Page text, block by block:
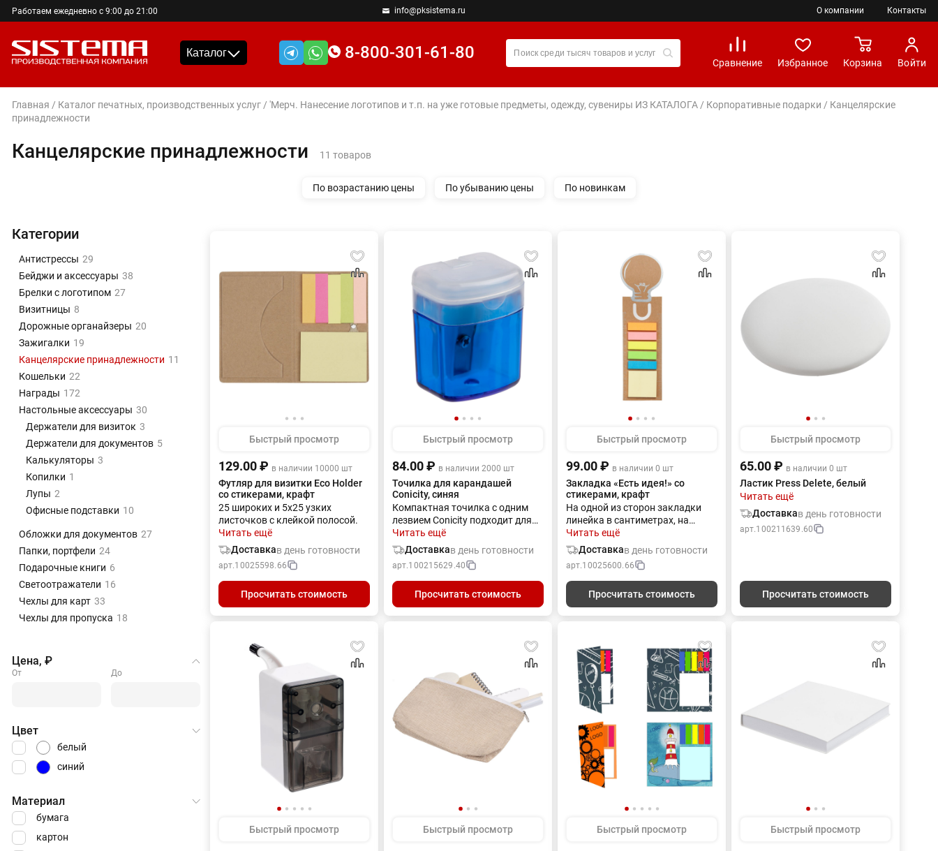
Работаем ежедневно с 9:00 до 21:00 info@pksistema.ru О компании Контакты
Каталог 8-800-301-61-80
Сравнение Избранное Корзина Войти
Главная / Каталог печатных, производственных услуг / 'Мерч. Нанесение логотипов и т.п. на уже готовые предметы, одежду, сувениры ИЗ КАТАЛОГА / Корпоративные подарки / Канцелярские
принадлежности
Канцелярские принадлежности 11 товаров
По возрастанию цены По убыванию цены По новинкам
Категории
Антистрессы 29
Бейджи и аксессуары 38
Брелки с логотипом 27
Визитницы 8
Дорожные органайзеры 20
Зажигалки 19
Канцелярские принадлежности 11
Кошельки 22
Награды 172
Настольные аксессуары 30
Держатели для визиток 3
Держатели для документов 5
Калькуляторы 3
Копилки 1
Лупы 2
Офисные подставки 10
Обложки для документов 27
Папки, портфели 24
Подарочные книги 6
Светоотражатели 16
Чехлы для карт 33
Чехлы для пропуска 18
Цена, ₽
От До
Цвет
белый
синий
Материал
бумага
картон
Быстрый просмотр
129.00 ₽ в наличии 10000 шт
Футляр для визитки Eco Holder
со стикерами, крафт
25 широких и 5х25 узких
листочков с клейкой полосой.
Читать ещё
Доставкав день готовности
арт.10025598.66
Просчитать стоимость
Быстрый просмотр
84.00 ₽ в наличии 2000 шт
Точилка для карандашей
Conicity, синяя
Компактная точилка с одним
лезвием Conicity подходит для
заточки стандартных
карандашей. Точилка
оборудована прозрачным
контейнером и
крышечкой.Подходит для
карандашей до 8
ммПрозрачный контейнер для
стружкиПоставляется в
Читать ещё
Доставкав день готовности
арт.100215629.40
Просчитать стоимость
Быстрый просмотр
99.00 ₽ в наличии 0 шт
Закладка «Есть идея!» со
стикерами, крафт
На одной из сторон закладки
линейка в сантиметрах, на
другой — в дюймах. В комплекте
6 видов самоклеящихся
листков, по 20 каждого вида.
Читать ещё
Доставкав день готовности
арт.10025600.66
Просчитать стоимость
Быстрый просмотр
65.00 ₽ в наличии 0 шт
Ластик Press Delete, белый
Читать ещё
Доставкав день готовности
арт.100211639.60
Просчитать стоимость
Быстрый просмотр Быстрый просмотр Быстрый просмотр Быстрый просмотр